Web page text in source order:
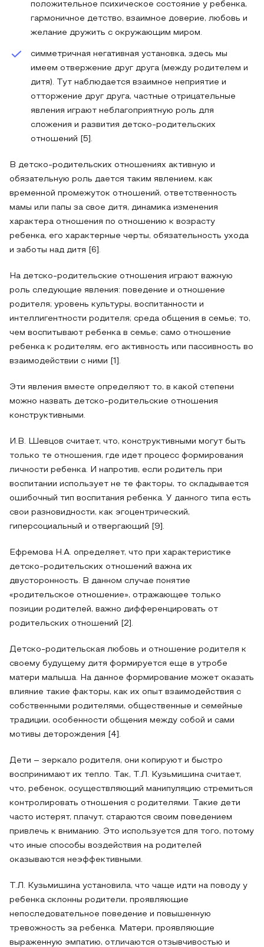
положительное психическое состояние у ребенка,
гармоничное детство, взаимное доверие, любовь и
желание дружить с окружающим миром.
симметричная негативная установка, здесь мы
имеем отвержение друг друга (между родителем и
дитя). Тут наблюдается взаимное неприятие и
отторжение друг друга, частные отрицательные
явления играют неблагоприятную роль для
сложения и развития детско-родительских
отношений [5].
В детско-родительских отношениях активную и
обязательную роль дается таким явлением, как
временной промежуток отношений, ответственность
мамы или папы за свое дитя, динамика изменения
характера отношения по отношению к возрасту
ребенка, его характерные черты, обязательность ухода
и заботы над дитя [6].
На детско-родительские отношения играют важную
роль следующие явления: поведение и отношение
родителя; уровень культуры, воспитанности и
интеллигентности родителя; среда общения в семье; то,
чем воспитывают ребенка в семье; само отношение
ребенка к родителям, его активность или пассивность во
взаимодействии с ними [1].
Эти явления вместе определяют то, в какой степени
можно назвать детско-родительские отношения
конструктивными.
И.В. Шевцов считает, что, конструктивными могут быть
только те отношения, где идет процесс формирования
личности ребенка. И напротив, если родитель при
воспитании использует не те факторы, то складывается
ошибочный тип воспитания ребенка. У данного типа есть
свои разновидности, как эгоцентрический,
гиперсоциальный и отвергающий [9].
Ефремова Н.А. определяет, что при характеристике
детско-родительских отношений важна их
двусторонность. В данном случае понятие
«родительское отношение», отражающее только
позиции родителей, важно дифференцировать от
родительских отношений [2].
Детско-родительская любовь и отношение родителя к
своему будущему дитя формируется еще в утробе
матери малыша. На данное формирование может оказать
влияние такие факторы, как их опыт взаимодействия с
собственными родителями, общественные и семейные
традиции, особенности общения между собой и сами
мотивы деторождения [4].
Дети – зеркало родителя, они копируют и быстро
воспринимают их тепло. Так, Т.Л. Кузьмишина считает,
что, ребенок, осуществляющий манипуляцию стремиться
контролировать отношения с родителями. Такие дети
часто истерят, плачут, стараются своим поведением
привлечь к вниманию. Это используется для того, потому
что иные способы воздействия на родителей
оказываются неэффективными.
Т.Л. Кузьмишина установила, что чаще идти на поводу у
ребенка склонны родители, проявляющие
непоследовательное поведение и повышенную
тревожность за ребенка. Матери, проявляющие
выраженную эмпатию, отличаются отзывчивостью и